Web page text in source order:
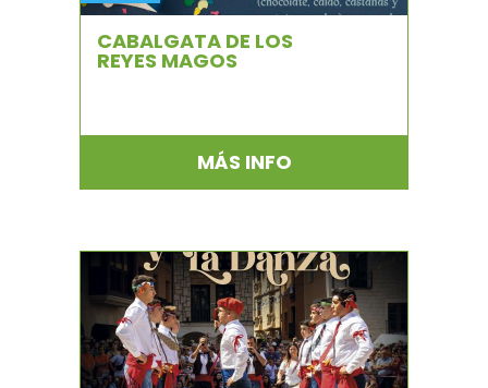
CABALGATA DE LOS
REYES MAGOS
MÁS INFO